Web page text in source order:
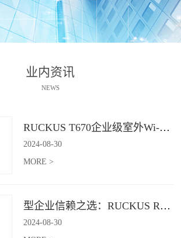
业内资讯
NEWS
RUCKUS T670企业级室外Wi-Fi 7解决方案：挑战室外环境，畅享高性能连接
2024-08-30
MORE >
型企业信赖之选：RUCKUS R760，安全稳定的Wi-Fi解决方案
2024-08-30